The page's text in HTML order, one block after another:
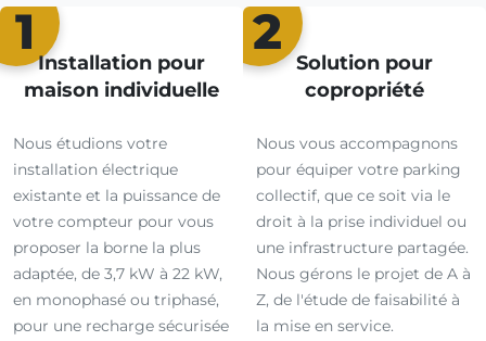
1
Installation pour
maison individuelle
Nous étudions votre
installation électrique
existante et la puissance de
votre compteur pour vous
proposer la borne la plus
adaptée, de 3,7 kW à 22 kW,
en monophasé ou triphasé,
pour une recharge sécurisée
2
Solution pour
copropriété
Nous vous accompagnons
pour équiper votre parking
collectif, que ce soit via le
droit à la prise individuel ou
une infrastructure partagée.
Nous gérons le projet de A à
Z, de l'étude de faisabilité à
la mise en service.